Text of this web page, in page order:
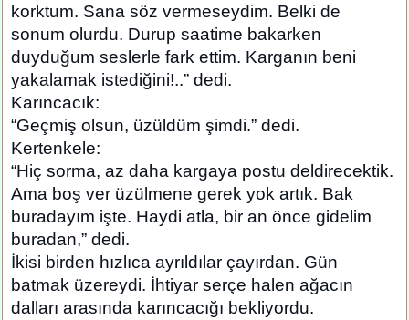
korktum. Sana söz vermeseydim. Belki de
sonum olurdu. Durup saatime bakarken
duyduğum seslerle fark ettim. Karganın beni
yakalamak istediğini!..” dedi.
Karıncacık:
“Geçmiş olsun, üzüldüm şimdi.” dedi.
Kertenkele:
“Hiç sorma, az daha kargaya postu deldirecektik.
Ama boş ver üzülmene gerek yok artık. Bak
buradayım işte. Haydi atla, bir an önce gidelim
buradan,” dedi.
İkisi birden hızlıca ayrıldılar çayırdan. Gün
batmak üzereydi. İhtiyar serçe halen ağacın
dalları arasında karıncacığı bekliyordu.